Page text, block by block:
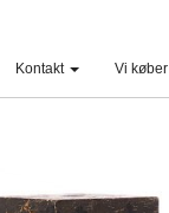
Kontakt Vi køber